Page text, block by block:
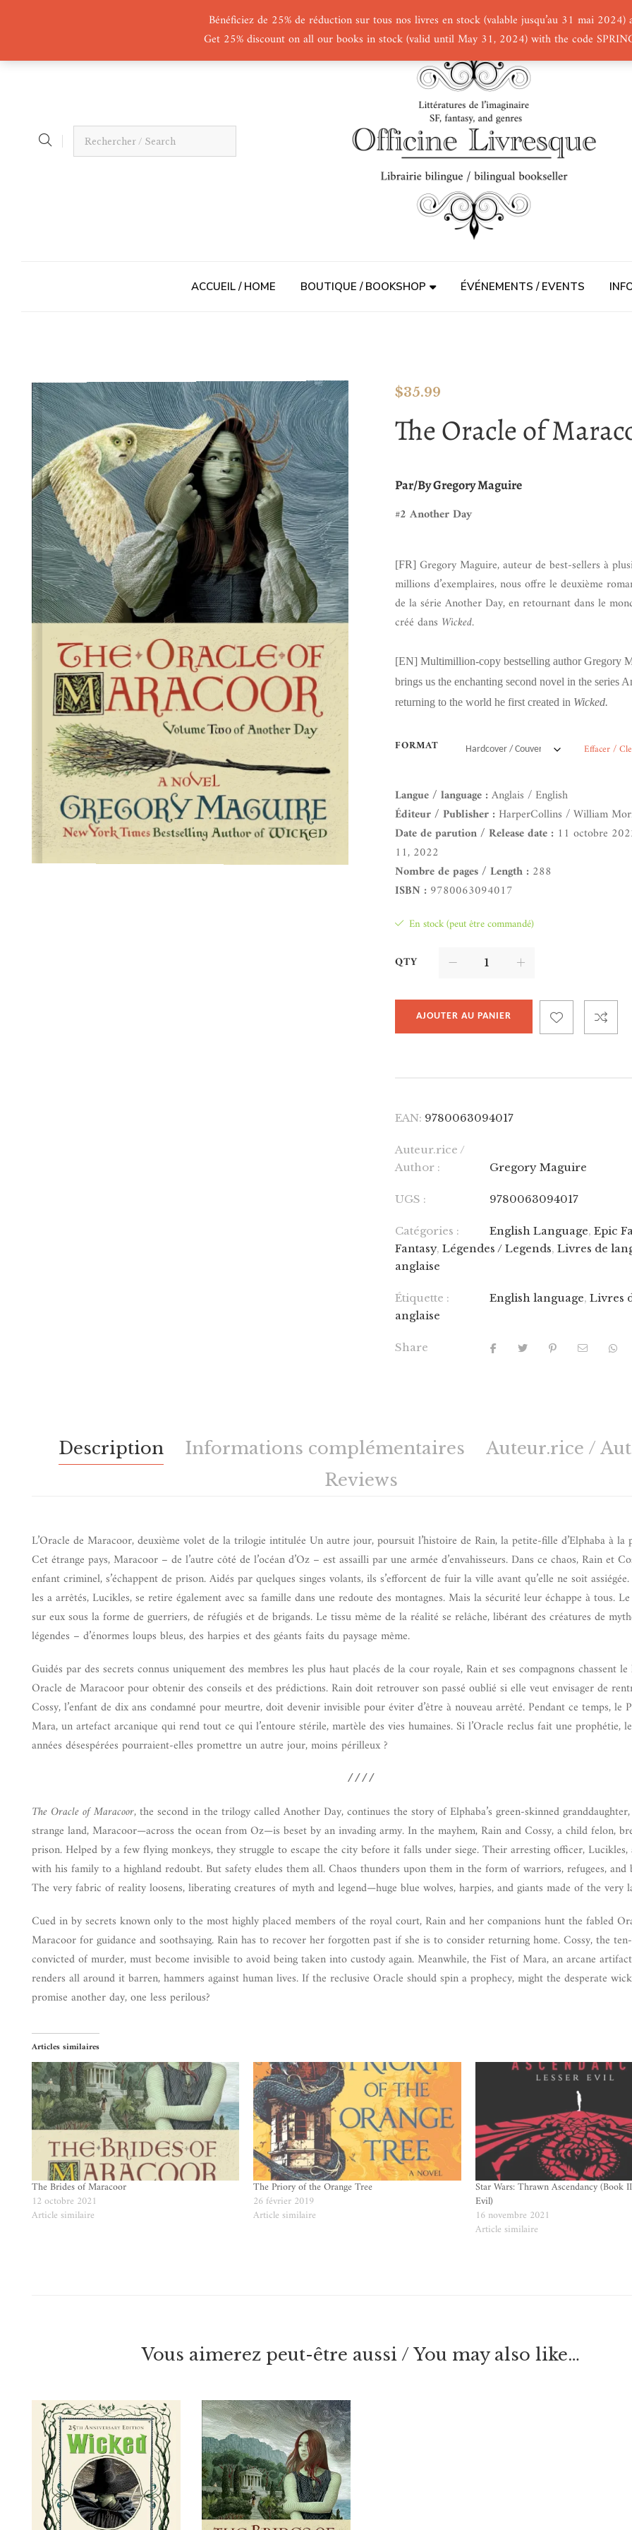
Bénéficiez de 25% de réduction sur tous nos livres en stock (valable jusqu’au 31 mai 2024)
Get 25% discount on all our books in stock (valid until May 31, 2024) with the code
ACCUEIL / HOME BOUTIQUE / BOOKSHOP ÉVÉNEMENTS / EVENTS
$35.99
The Oracle of
Par/By Gregory Maguire
#2 Another Day
[FR] Gregory Maguire, auteur de best-sellers à
millions d’exemplaires, nous offre le deuxième
de la série Another Day, en retournant dans le
créé dans Wicked.
[EN]Multimillion-copy bestselling author Gregory
brings us the enchanting second novel in the series
returning to the world he first created in Wicked.
FORMAT Effacer /
Langue / language :Anglais / English
Éditeur / Publisher : HarperCollins / William
Date de parution / Release date : 11 octobre
11, 2022
Nombre de pages / Length : 288
ISBN : 9780063094017
En stock (peut être commandé)
QTY
AJOUTER AU PANIER
EAN: 9780063094017
Auteur.rice /
Author :
Gregory Maguire
UGS : 9780063094017
Catégories : English Language,Epic
Fantasy,Légendes / Legends,Livres de
anglaise
Étiquette : English language,Livres
anglaise
Share
Description Informations complémentaires
Auteur.rice /
Reviews
L’Oracle de Maracoor, deuxième volet de la trilogie intitulée Un autre jour, poursuit l’histoire de Rain, la petite-fille d’Elphaba à la
Cet étrange pays, Maracoor – de l’autre côté de l’océan d’Oz – est assailli par une armée d’envahisseurs. Dans ce chaos, Rain et
enfant criminel, s’échappent de prison. Aidés par quelques singes volants, ils s’efforcent de fuir la ville avant qu’elle ne soit
les a arrêtés, Lucikles, se retire également avec sa famille dans une redoute des montagnes. Mais la sécurité leur échappe à tous. Le
sur eux sous la forme de guerriers, de réfugiés et de brigands. Le tissu même de la réalité se relâche, libérant des créatures de
légendes – d’énormes loups bleus, des harpies et des géants faits du paysage même.
Guidés par des secrets connus uniquement des membres les plus haut placés de la cour royale, Rain et ses compagnons chassent le
Oracle de Maracoor pour obtenir des conseils et des prédictions. Rain doit retrouver son passé oublié si elle veut envisager de
Cossy, l’enfant de dix ans condamné pour meurtre, doit devenir invisible pour éviter d’être à nouveau arrêté. Pendant ce temps, le
Mara, un artefact arcanique qui rend tout ce qui l’entoure stérile, martèle des vies humaines. Si l’Oracle reclus fait une prophétie,
années désespérées pourraient-elles promettre un autre jour, moins périlleux ?
////
The Oracle of Maracoor,the second in the trilogy called Another Day, continues the story of Elphaba’s green-skinned
strange land, Maracoor—across the ocean from Oz—is beset by an invading army. In the mayhem, Rain and Cossy, a child felon,
prison. Helped by a few flying monkeys, they struggle to escape the city before it falls under siege. Their arresting officer, Lucikles,
with his family to a highland redoubt. But safety eludes them all. Chaos thunders upon them in the form of warriors, refugees, and
The very fabric of reality loosens, liberating creatures of myth and legend—huge blue wolves, harpies, and giants made of the very
Cued in by secrets known only to the most highly placed members of the royal court, Rain and her companions hunt the fabled
Maracoor for guidance and soothsaying. Rain has to recover her forgotten past if she is to consider returning home. Cossy, the
convicted of murder, must become invisible to avoid being taken into custody again. Meanwhile, the Fist of Mara, an arcane
renders all around it barren, hammers against human lives. If the reclusive Oracle should spin a prophecy, might the desperate
promise another day, one less perilous?
Articles similaires
The Brides of Maracoor
12 octobre 2021
Article similaire
The Priory of the Orange Tree
26 février 2019
Article similaire
Star Wars: Thrawn Ascendancy (Book
Evil)
16 novembre 2021
Article similaire
Vous aimerez peut-être aussi / You may also like…